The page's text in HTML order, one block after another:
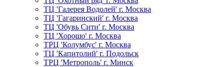
ТЦ 'Галерея Водолей' г. Москва
ТЦ 'Гагаринский' г. Москва
ТЦ 'Обувь Сити' г. Москва
ТЦ 'Хорошо' г. Москва
ТРЦ 'Колумбус' г. Москва
ТЦ 'Капитолий' г. Подольск
ТРЦ 'Метрополь' г. Минск